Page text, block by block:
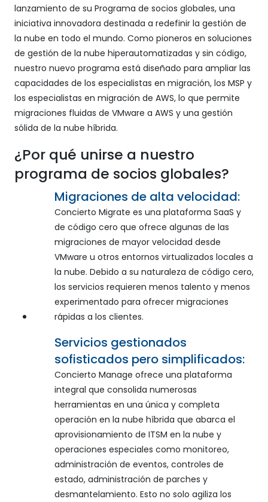
lanzamiento de su Programa de socios globales, una
iniciativa innovadora destinada a redefinir la gestión de
la nube en todo el mundo. Como pioneros en soluciones
de gestión de la nube hiperautomatizadas y sin código,
nuestro nuevo programa está diseñado para ampliar las
capacidades de los especialistas en migración, los MSP y
los especialistas en migración de AWS, lo que permite
migraciones fluidas de VMware a AWS y una gestión
sólida de la nube híbrida.
¿Por qué unirse a nuestro
programa de socios globales?
Migraciones de alta velocidad:
Concierto Migrate es una plataforma SaaS y
de código cero que ofrece algunas de las
migraciones de mayor velocidad desde
VMware u otros entornos virtualizados locales a
la nube. Debido a su naturaleza de código cero,
los servicios requieren menos talento y menos
experimentado para ofrecer migraciones
rápidas a los clientes.
Servicios gestionados
sofisticados pero simplificados:
Concierto Manage ofrece una plataforma
integral que consolida numerosas
herramientas en una única y completa
operación en la nube híbrida que abarca el
aprovisionamiento de ITSM en la nube y
operaciones especiales como monitoreo,
administración de eventos, controles de
estado, administración de parches y
desmantelamiento. Esto no solo agiliza los